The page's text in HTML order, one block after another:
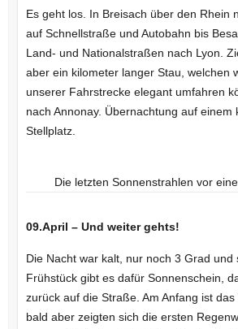
Es geht los. In Breisach über den Rhein
auf Schnellstraße und Autobahn bis
Land- und Nationalstraßen nach Lyon.
aber ein kilometer langer Stau, welchen
unserer Fahrstrecke elegant umfahren
nach Annonay. Übernachtung auf einem
Stellplatz.
Die letzten Sonnenstrahlen vor
09.April – Und weiter gehts!
Die Nacht war kalt, nur noch 3 Grad und
Frühstück gibt es dafür Sonnenschein,
zurück auf die Straße. Am Anfang ist das
bald aber zeigten sich die ersten